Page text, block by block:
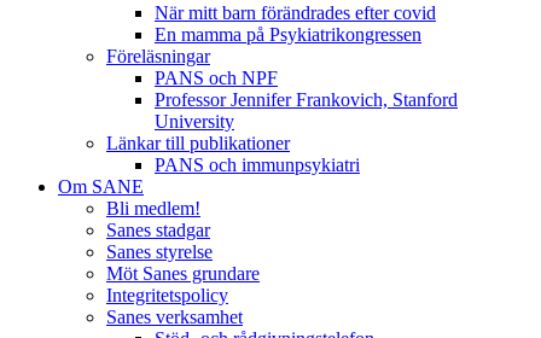
När mitt barn förändrades efter covid
En mamma på Psykiatrikongressen
Föreläsningar
PANS och NPF
Professor Jennifer Frankovich, Stanford
University
Länkar till publikationer
PANS och immunpsykiatri
Om SANE
Bli medlem!
Sanes stadgar
Sanes styrelse
Möt Sanes grundare
Integritetspolicy
Sanes verksamhet